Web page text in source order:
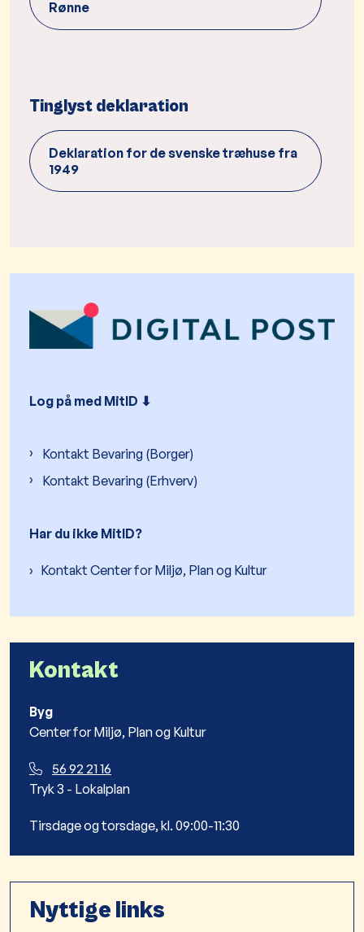
Rønne
Tinglyst deklaration
Deklaration for de svenske træhuse fra
1949
Log på med MitID ⬇︎
Kontakt Bevaring (Borger)
Kontakt Bevaring (Erhverv)
Har du ikke MitID?
Kontakt Center for Miljø, Plan og Kultur
Kontakt
Byg
Center for Miljø, Plan og Kultur
56 92 21 16
Tryk 3 - Lokalplan
Tirsdage og torsdage, kl. 09:00-11:30
Nyttige links